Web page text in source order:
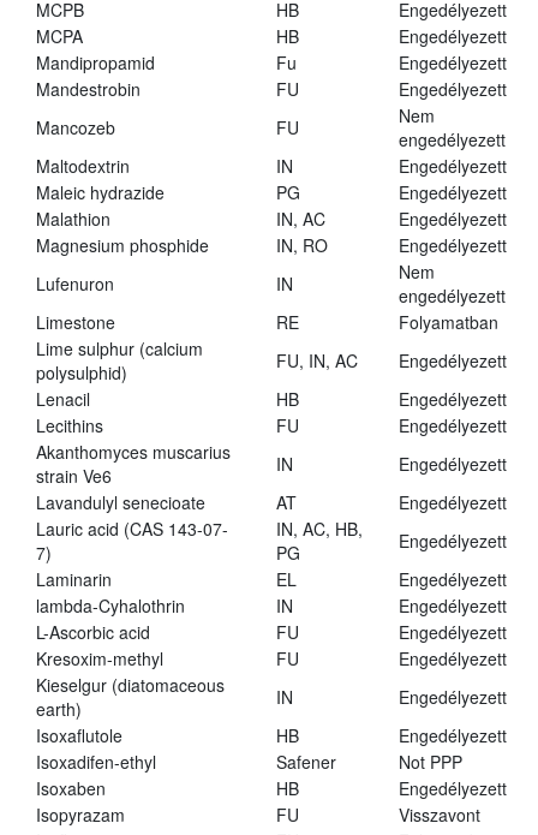
MCPB HB
Engedélyezett
MCPA
HB
Engedélyezett
Mandipropamid
Fu
Engedélyezett
Mandestrobin
FU
Engedélyezett
Mancozeb
FU
Nem
engedélyezett
Maltodextrin
IN
Engedélyezett
Maleic hydrazide
PG
Engedélyezett
Malathion
IN, AC
Engedélyezett
Magnesium phosphide
IN, RO
Engedélyezett
Lufenuron
IN
Nem
engedélyezett
Limestone
RE
Folyamatban
Lime sulphur (calcium
polysulphid)
FU, IN, AC
Engedélyezett
Lenacil
HB
Engedélyezett
Lecithins
FU
Engedélyezett
Akanthomyces muscarius
strain Ve6
IN
Engedélyezett
Lavandulyl senecioate
AT
Engedélyezett
Lauric acid (CAS 143-07-
7)
IN, AC, HB,
PG
Engedélyezett
Laminarin
EL
Engedélyezett
lambda-Cyhalothrin
IN
Engedélyezett
L-Ascorbic acid
FU
Engedélyezett
Kresoxim-methyl
FU
Engedélyezett
Kieselgur (diatomaceous
earth)
IN
Engedélyezett
Isoxaflutole
HB
Engedélyezett
Isoxadifen-ethyl
Safener
Not PPP
Isoxaben
HB
Engedélyezett
Isopyrazam
FU
Visszavont